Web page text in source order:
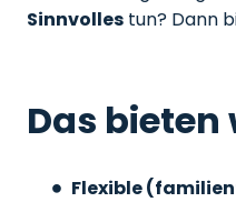
Sinnvolles tun? Dann
Das bieten
Flexible